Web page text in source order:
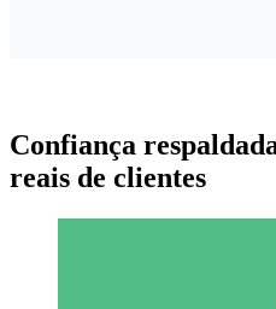
Confiança
reais de clientes